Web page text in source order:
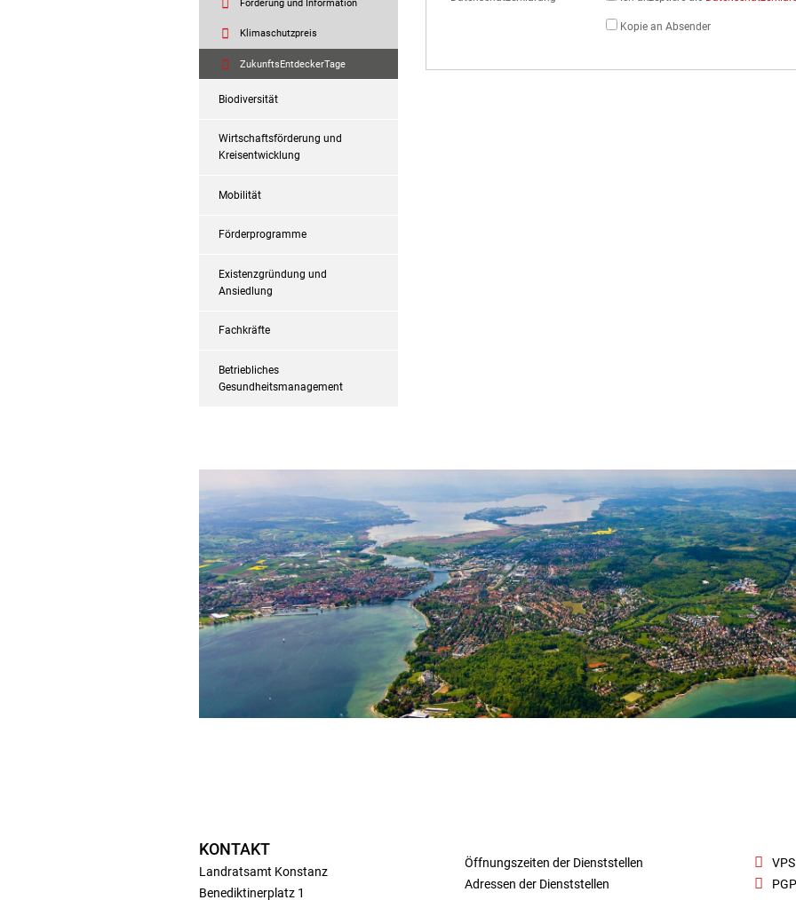
Förderung und Information
Klimaschutzpreis
ZukunftsEntdeckerTage
Biodiversität
Wirtschaftsförderung und
Kreisentwicklung
Mobilität
Förderprogramme
Existenzgründung und
Ansiedlung
Fachkräfte
Betriebliches
Gesundheitsmanagement
Kopie an Absender
KONTAKT
Landratsamt Konstanz
Benediktinerplatz 1
Öffnungszeiten der Dienststellen
Adressen der Dienststellen